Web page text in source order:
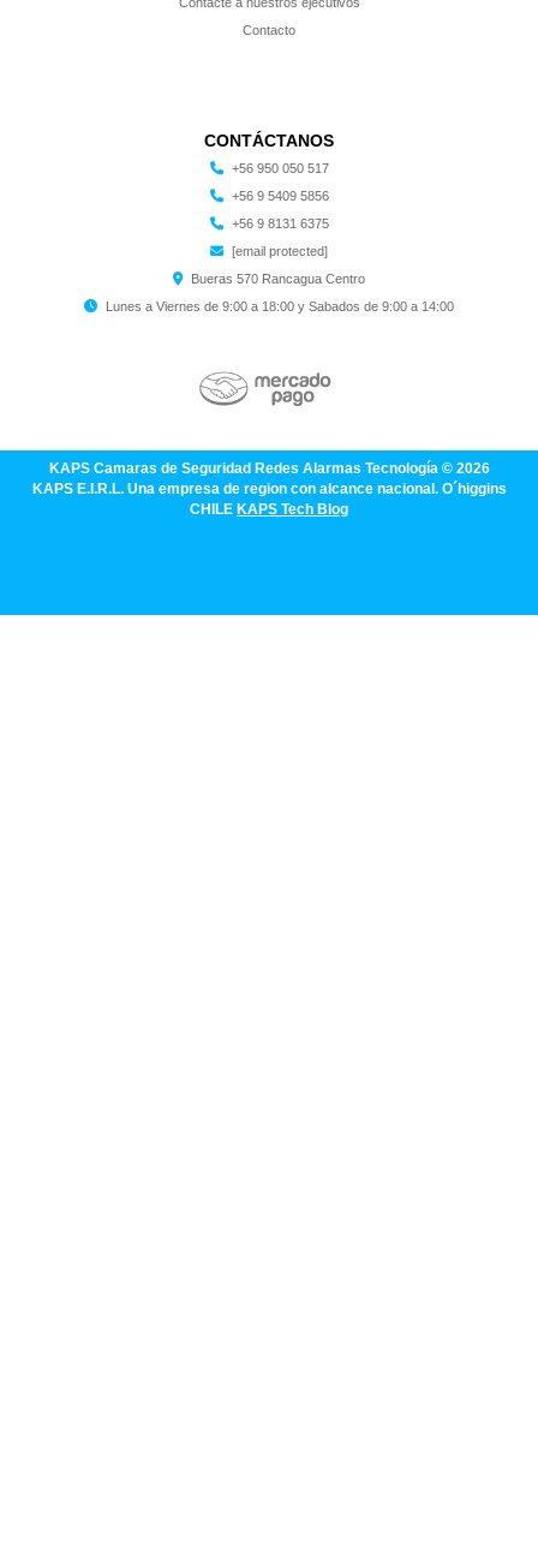
Contacto
CONTÁCTANOS
+56 950 050 517
+56 9 5409 5856
+56 9 8131 6375
[email protected]
Bueras 570 Rancagua Centro
Lunes a Viernes de 9:00 a 18:00 y Sabados de 9:00 a 14:00
KAPS Camaras de Seguridad Redes Alarmas Tecnología © 2026
KAPS E.I.R.L. Una empresa de region con alcance nacional. O´higgins
CHILE KAPS Tech Blog